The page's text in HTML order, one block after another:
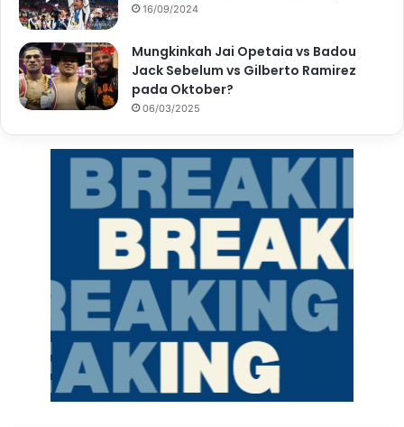
16/09/2024
Mungkinkah Jai Opetaia vs Badou
Jack Sebelum vs Gilberto Ramirez
pada Oktober?
06/03/2025